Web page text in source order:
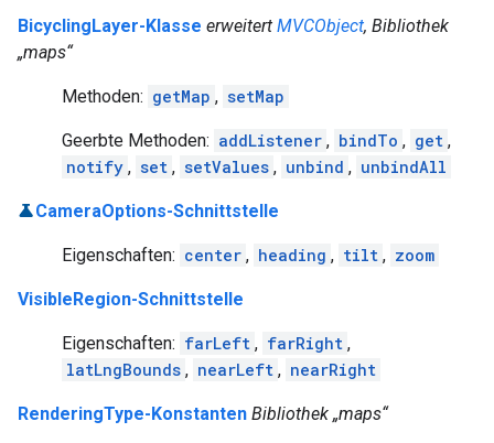
BicyclingLayer-Klasse erweitert MVCObject, Bibliothek
„maps“
Methoden: getMap , setMap
Geerbte Methoden: addListener , bindTo , get ,
notify , set , setValues , unbind , unbindAll
CameraOptions-Schnittstelle
Eigenschaften: center , heading , tilt , zoom
VisibleRegion-Schnittstelle
Eigenschaften: farLeft , farRight ,
latLngBounds , nearLeft , nearRight
RenderingType-Konstanten Bibliothek „maps“